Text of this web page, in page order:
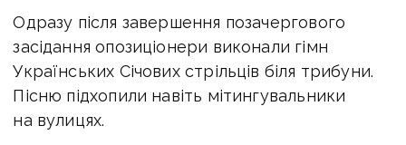
Одразу після завершення позачергового
засідання опозиціонери виконали гімн
Українських Січових стрільців біля трибуни.
Пісню підхопили навіть мітингувальники
на вулицях.